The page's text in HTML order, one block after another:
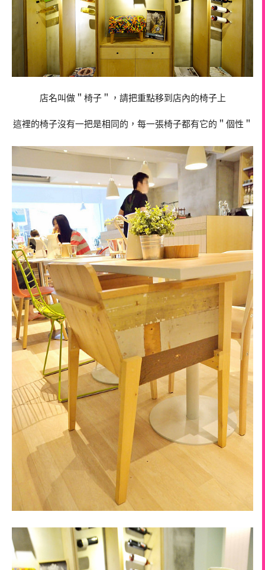
店名叫做＂椅子＂，請把重點移到店內的椅子上
這裡的椅子沒有一把是相同的，每一張椅子都有它的＂個性＂